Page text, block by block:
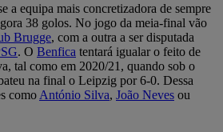
a equipa mais concretizadora de sempre
38 golos. No jogo da meia-final vão
Brugge, com a outra a ser disputada
. O Benfica tentará igualar o feito de
tal como em 2020/21, quando sob o
na final o Leipzig por 6-0. Dessa
como António Silva, João Neves ou